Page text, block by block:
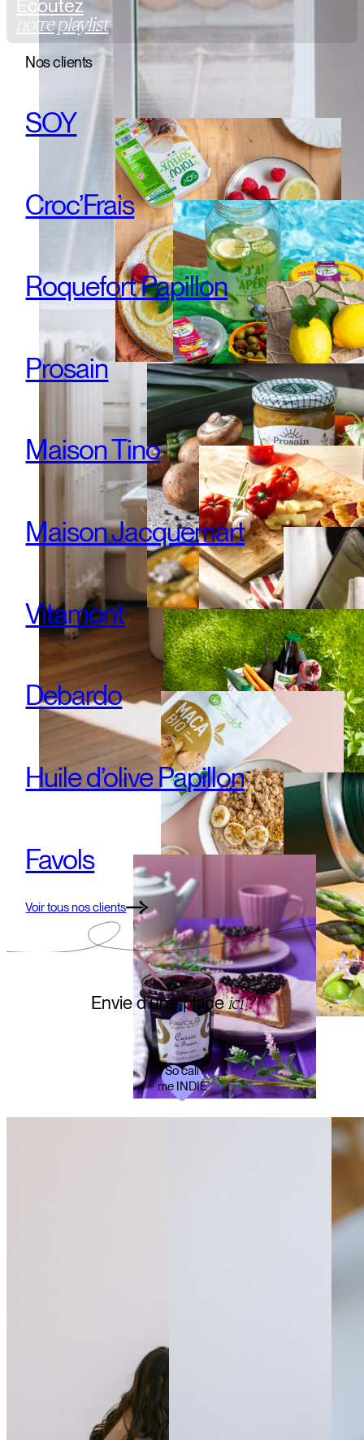
Ecoutez
notre playlist
Nos clients
SOY
Croc’Frais
Roquefort Papillon
Prosain
Maison Tino
Maison Jacquemart
Vitamont
Debardo
Huile d’olive Papillon
Favols
Voir tous nos clients
Envie d’une placeici?
So call
me INDIE